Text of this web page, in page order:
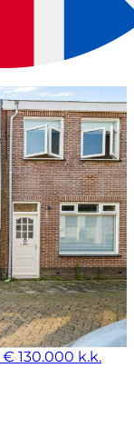
€ 130.000 k.k.